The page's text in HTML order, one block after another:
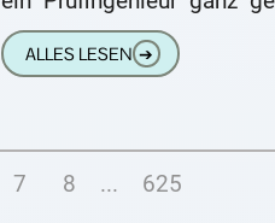
Dein
ALLES LESEN ➔
7 8 ... 625